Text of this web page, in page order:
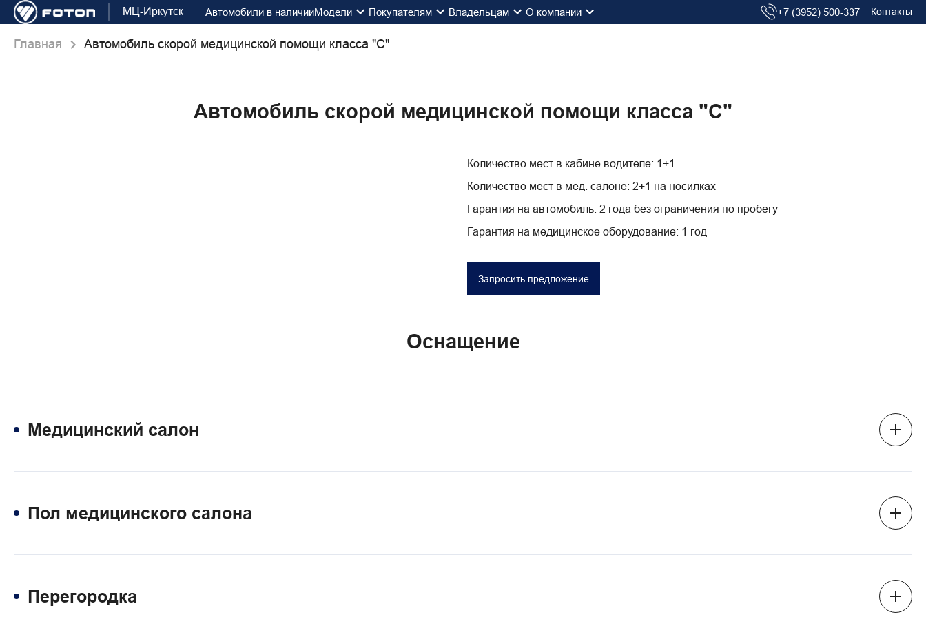
МЦ-Иркутск Автомобили в наличииМодели Покупателям Владельцам О компании +7 (3952) 500-337 Контакты
Главная Автомобиль скорой медицинской помощи класса "С"
Автомобиль скорой медицинской помощи класса "С"
Количество мест в кабине водителе: 1+1
Количество мест в мед. салоне: 2+1 на носилках
Гарантия на автомобиль: 2 года без ограничения по пробегу
Гарантия на медицинское оборудование: 1 год
Запросить предложение
Оснащение
Медицинский салон
Пол медицинского салона
Перегородка